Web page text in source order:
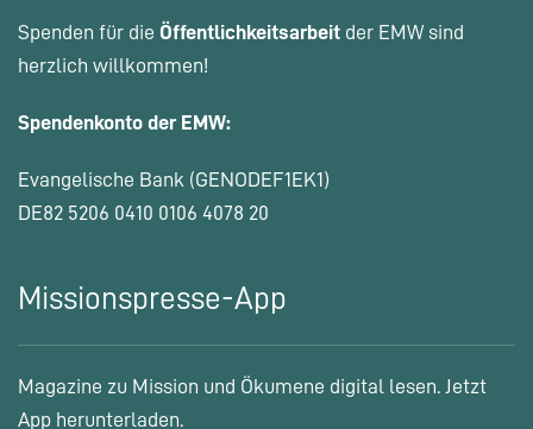
Spenden für die Öffentlichkeitsarbeit der EMW sind
herzlich willkommen!
Spendenkonto der EMW:
Evangelische Bank (GENODEF1EK1)
DE82 5206 0410 0106 4078 20
Missionspresse-App
Magazine zu Mission und Ökumene digital lesen. Jetzt
App herunterladen.